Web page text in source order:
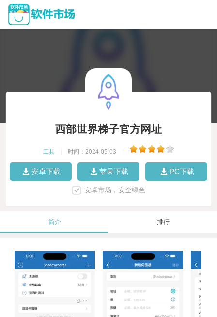
西部世界梯子官方网址
工具 时间：2024-05-03
安卓下载 苹果下载 PC下载
安卓市场，安全绿色
简介 排行